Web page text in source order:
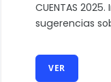
CUENTAS
sugerencias
VER